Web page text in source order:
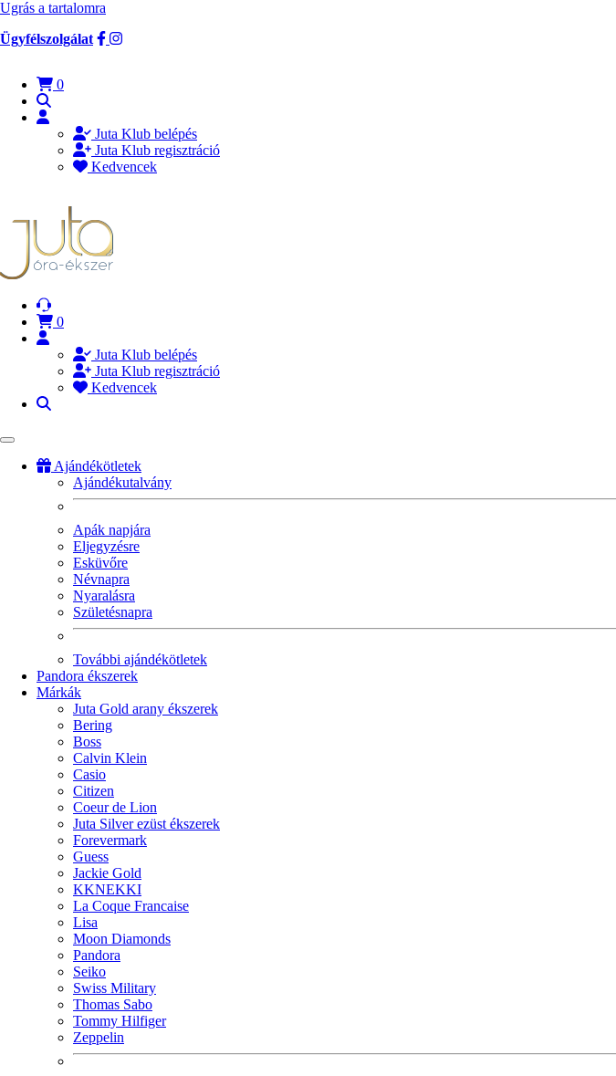
Ugrás a tartalomra
Ügyfélszolgálat
0
Juta Klub belépés
Juta Klub regisztráció
Kedvencek
0
Juta Klub belépés
Juta Klub regisztráció
Kedvencek
Ajándékötletek
Ajándékutalvány
Apák napjára
Eljegyzésre
Esküvőre
Névnapra
Nyaralásra
Születésnapra
További ajándékötletek
Pandora ékszerek
Márkák
Juta Gold arany ékszerek
Bering
Boss
Calvin Klein
Casio
Citizen
Coeur de Lion
Juta Silver ezüst ékszerek
Forevermark
Guess
Jackie Gold
KKNEKKI
La Coque Francaise
Lisa
Moon Diamonds
Pandora
Seiko
Swiss Military
Thomas Sabo
Tommy Hilfiger
Zeppelin